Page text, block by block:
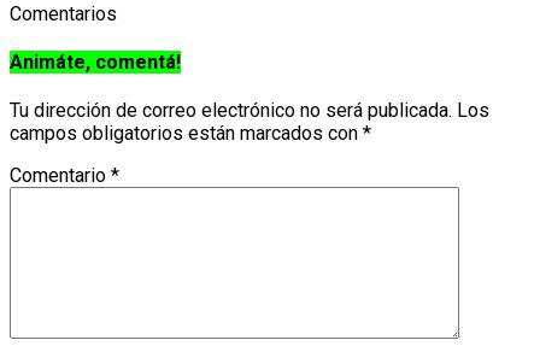
Comentarios
Animáte, comentá!
Tu dirección de correo electrónico no será publicada. Los
campos obligatorios están marcados con *
Comentario *